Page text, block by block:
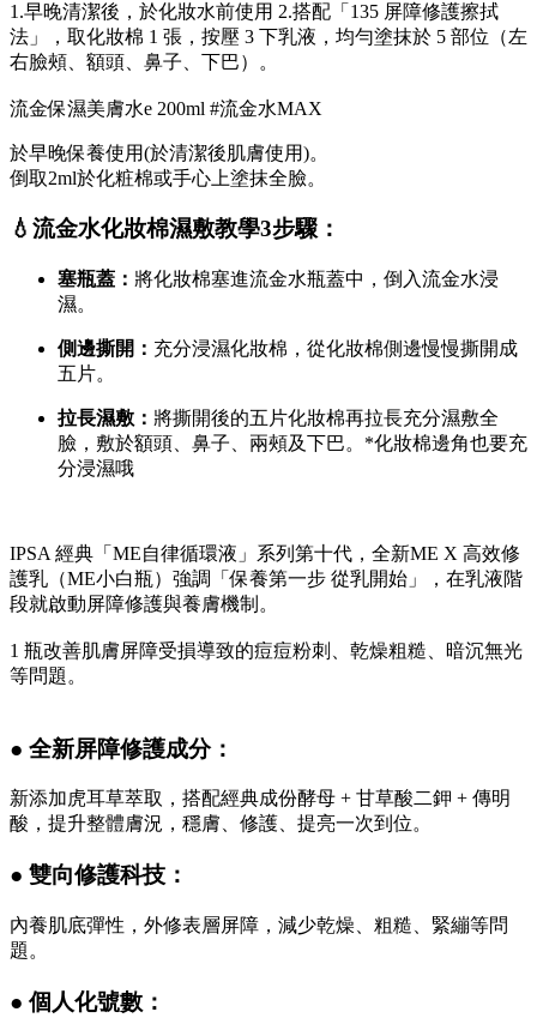
1.早晚清潔後，於化妝水前使用 2.搭配「135 屏障修護擦拭
法」，取化妝棉 1 張，按壓 3 下乳液，均勻塗抹於 5 部位（左
右臉頰、額頭、鼻子、下巴）。
流金保濕美膚水e 200ml #流金水MAX
於早晚保養使用(於清潔後肌膚使用)。
倒取2ml於化粧棉或手心上塗抹全臉。
💧流金水化妝棉濕敷教學3步驟：
塞瓶蓋： 將化妝棉塞進流金水瓶蓋中，倒入流金水浸
濕。
側邊撕開： 充分浸濕化妝棉，從化妝棉側邊慢慢撕開成
五片。
拉長濕敷： 將撕開後的五片化妝棉再拉長充分濕敷全
臉，敷於額頭、鼻子、兩頰及下巴。*化妝棉邊角也要充
分浸濕哦
IPSA 經典「ME自律循環液」系列第十代，全新ME X 高效修
護乳（ME小白瓶）強調「保養第一步 從乳開始」，在乳液階
段就啟動屏障修護與養膚機制。
1 瓶改善肌膚屏障受損導致的痘痘粉刺、乾燥粗糙、暗沉無光
等問題。
● 全新屏障修護成分：
新添加虎耳草萃取，搭配經典成份酵母 + 甘草酸二鉀 + 傳明
酸，提升整體膚況，穩膚、修護、提亮一次到位。
● 雙向修護科技：
內養肌底彈性，外修表層屏障，減少乾燥、粗糙、緊繃等問
題。
● 個人化號數：